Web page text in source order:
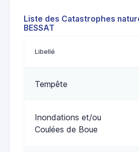
Liste des Catastrophes
BESSAT
Libellé
Tempête
Inondations et/ou
Coulées de Boue